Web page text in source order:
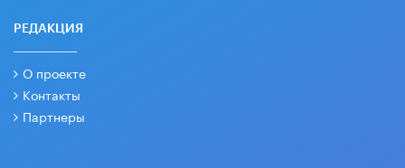
РЕДАКЦИЯ
О проекте
Контакты
Партнеры